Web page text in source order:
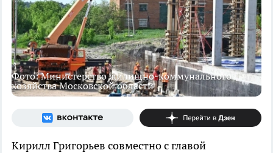
Фото: Министерство жилищно-коммунального
хозяйства Московской области
Кирилл Григорьев совместно с главой